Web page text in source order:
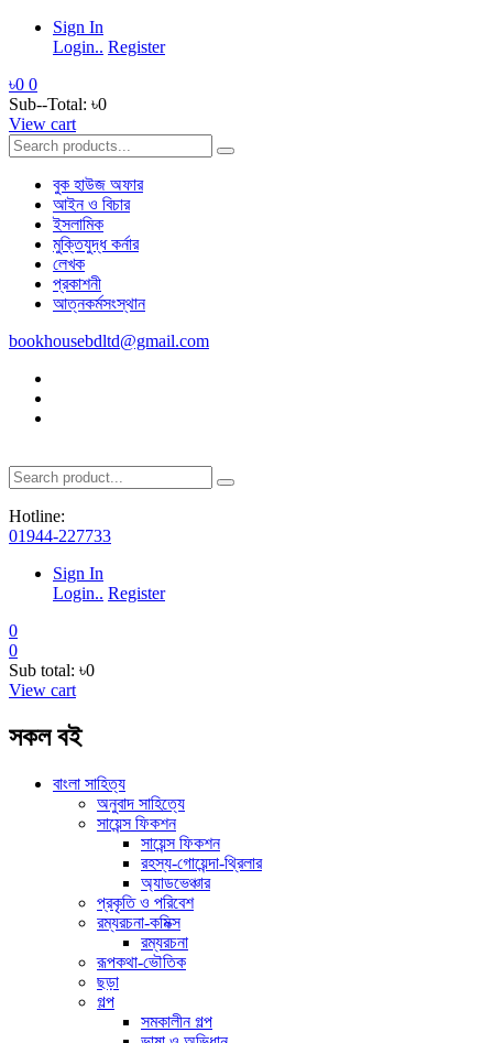
Sign In
Login.. Register
৳0 0
Sub--Total: ৳0
View cart
বুক হাউজ অফার
আইন ও বিচার
ইসলামিক
মুক্তিযুদ্ধ কর্নার
লেখক
প্রকাশনী
আত্নকর্মসংস্থান
bookhousebdltd@gmail.com
Hotline:
01944-227733
Sign In
Login.. Register
0
0
Sub total: ৳0
View cart
সকল বই
বাংলা সাহিত্য
অনুবাদ সাহিত্যে
সায়েন্স ফিকশন
সায়েন্স ফিকশন
রহস্য-গোয়েন্দা-থ্রিলার
অ্যাডভেঞ্চার
প্রকৃতি ও পরিবেশ
রম্যরচনা-কমিক্স
রম্যরচনা
রূপকথা-ভৌতিক
ছড়া
গল্প
সমকালীন গল্প